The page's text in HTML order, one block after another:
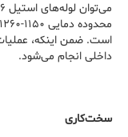
است. ضمن اینکه،
داخلی انجام می‌شود.
سخت‌کاری